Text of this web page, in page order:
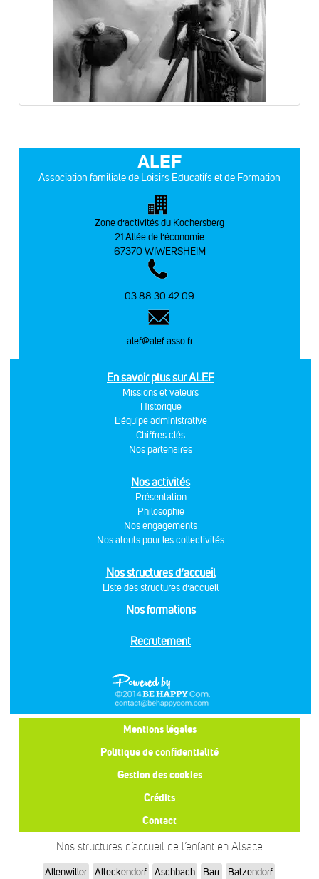
ALEF
Association familiale de Loisirs Educatifs et de Formation
Zone d’activités du Kochersberg
21 Allée de l’économie
67370 WIWERSHEIM
03 88 30 42 09
alef@alef.asso.fr
En savoir plus sur ALEF
Missions et valeurs
Historique
L'équipe administrative
Chiffres clés
Nos partenaires
Nos activités
Présentation
Philosophie
Nos engagements
Nos atouts pour les collectivités
Nos structures d’accueil
Liste des structures d’accueil
Nos formations
Recrutement
Mentions légales
Politique de confidentialité
Gestion des cookies
Crédits
Contact
Nos structures d’accueil de l’enfant en Alsace
Allenwiller Alteckendorf Aschbach Barr
Batzendorf